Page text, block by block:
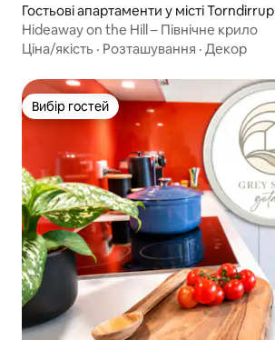
Гостьові апартаменти у місті Torndirrup
Hideaway on the Hill – Північне крило
Ціна/якість · Розташування · Декор
Вибір гостей
Вибір гостей